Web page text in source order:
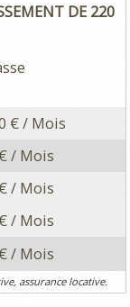
DE 220
€ / Mois
/ Mois
/ Mois
/ Mois
/ Mois
assurance locative.